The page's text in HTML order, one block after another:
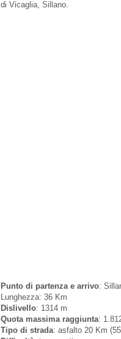
di Vicaglia, Sillano.
Punto di partenza e arrivo:
Lunghezza: 36 Km
Dislivello: 1314 m
Quota massima raggiunta:
Tipo di strada: asfalto 20 Km